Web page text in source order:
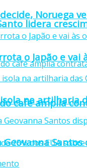
lidera
café amplia
Noruega
o Japão e vai
na artilharia
Geovanna